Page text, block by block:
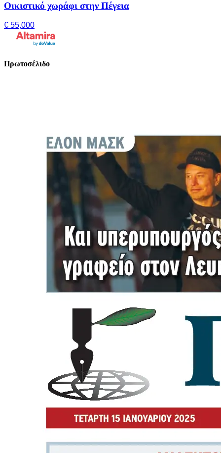
Οικιστικό χωράφι στην Πέγεια
€ 55,000
Πρωτοσέλιδο